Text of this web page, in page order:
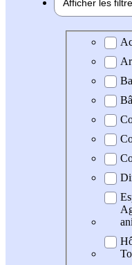
Afficher les
Domaine